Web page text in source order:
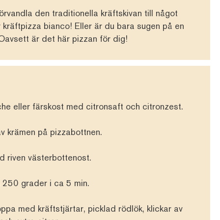
den traditionella kräftskivan till något
bianco! Eller är du bara sugen på en
är det här pizzan för dig!
eller färskost med citronsaft och citronzest.
krämen på pizzabottnen.
riven västerbottenost.
grader i ca 5 min.
med kräftstjärtar, picklad rödlök, klickar av